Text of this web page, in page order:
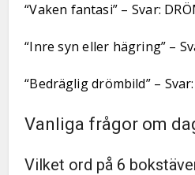
“Vaken fantasi” – Svar:
“Inre syn eller hägring” –
“Bedräglig drömbild” –
Vanliga frågor om
Vilket ord på 6